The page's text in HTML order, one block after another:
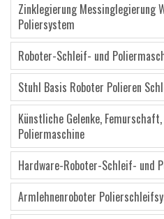
Zinklegierung Messinglegierung
Poliersystem
Roboter-Schleif- und
Stuhl Basis Roboter Polieren
Künstliche Gelenke,
Poliermaschine
Hardware-Roboter-Schleif- und
Armlehnenroboter